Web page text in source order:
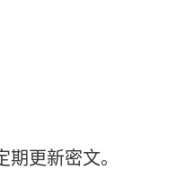
更新密文。